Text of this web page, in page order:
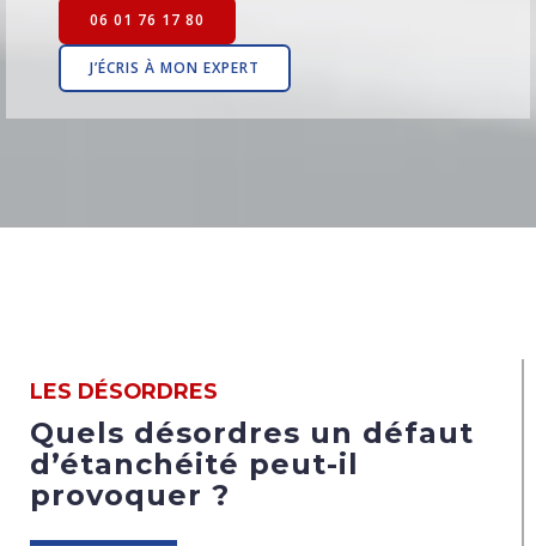
06 01 76 17 80
J’ÉCRIS À MON EXPERT
LES DÉSORDRES
Quels désordres un défaut
d’étanchéité peut-il
provoquer ?